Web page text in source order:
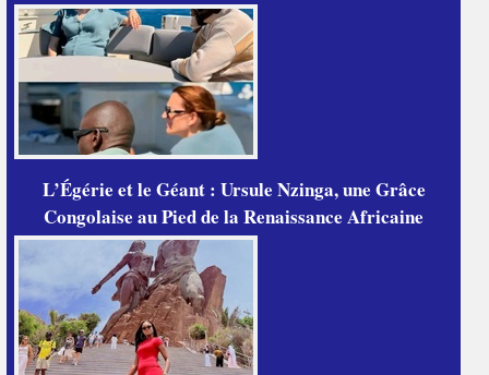
L’Égérie et le Géant : Ursule Nzinga, une Grâce
Congolaise au Pied de la Renaissance Africaine